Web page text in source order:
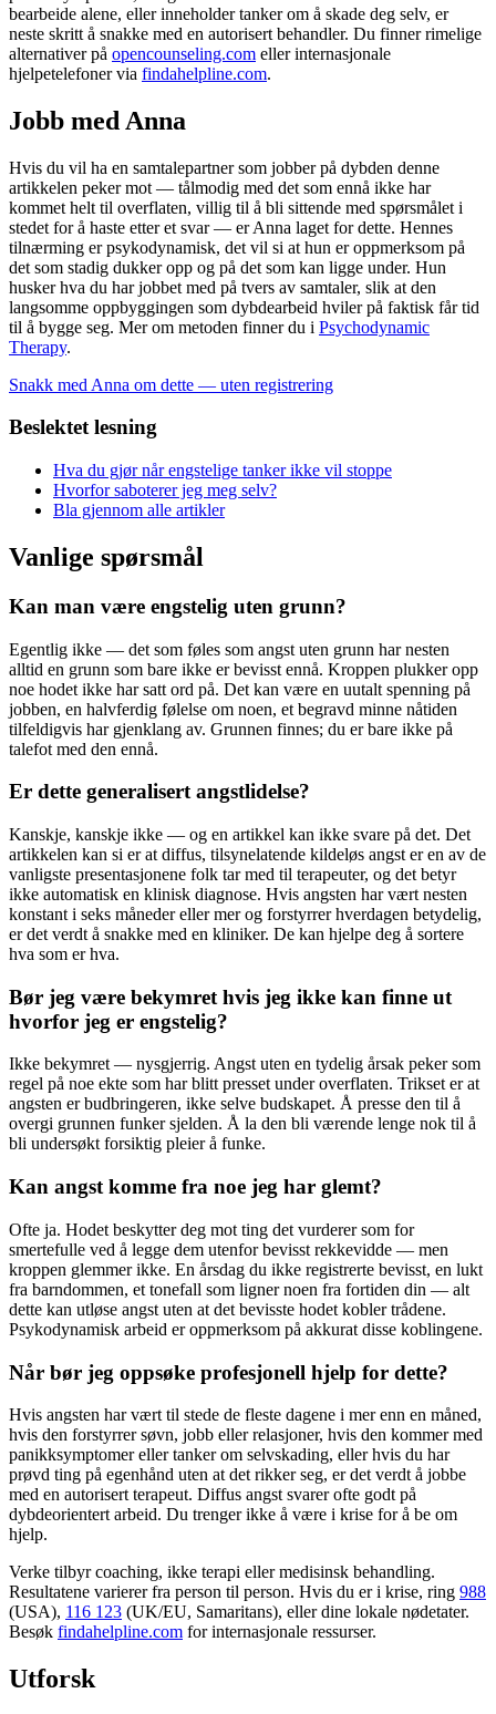
bearbeide alene, eller inneholder tanker om å skade deg selv, er
neste skritt å snakke med en autorisert behandler. Du finner rimelige
alternativer på opencounseling.com eller internasjonale
hjelpetelefoner via findahelpline.com.
Jobb med Anna
Hvis du vil ha en samtalepartner som jobber på dybden denne
artikkelen peker mot — tålmodig med det som ennå ikke har
kommet helt til overflaten, villig til å bli sittende med spørsmålet i
stedet for å haste etter et svar — er Anna laget for dette. Hennes
tilnærming er psykodynamisk, det vil si at hun er oppmerksom på
det som stadig dukker opp og på det som kan ligge under. Hun
husker hva du har jobbet med på tvers av samtaler, slik at den
langsomme oppbyggingen som dybdearbeid hviler på faktisk får tid
til å bygge seg. Mer om metoden finner du i Psychodynamic
Therapy.
Snakk med Anna om dette — uten registrering
Beslektet lesning
Hva du gjør når engstelige tanker ikke vil stoppe
Hvorfor saboterer jeg meg selv?
Bla gjennom alle artikler
Vanlige spørsmål
Kan man være engstelig uten grunn?
Egentlig ikke — det som føles som angst uten grunn har nesten
alltid en grunn som bare ikke er bevisst ennå. Kroppen plukker opp
noe hodet ikke har satt ord på. Det kan være en uutalt spenning på
jobben, en halvferdig følelse om noen, et begravd minne nåtiden
tilfeldigvis har gjenklang av. Grunnen finnes; du er bare ikke på
talefot med den ennå.
Er dette generalisert angstlidelse?
Kanskje, kanskje ikke — og en artikkel kan ikke svare på det. Det
artikkelen kan si er at diffus, tilsynelatende kildeløs angst er en av de
vanligste presentasjonene folk tar med til terapeuter, og det betyr
ikke automatisk en klinisk diagnose. Hvis angsten har vært nesten
konstant i seks måneder eller mer og forstyrrer hverdagen betydelig,
er det verdt å snakke med en kliniker. De kan hjelpe deg å sortere
hva som er hva.
Bør jeg være bekymret hvis jeg ikke kan finne ut
hvorfor jeg er engstelig?
Ikke bekymret — nysgjerrig. Angst uten en tydelig årsak peker som
regel på noe ekte som har blitt presset under overflaten. Trikset er at
angsten er budbringeren, ikke selve budskapet. Å presse den til å
overgi grunnen funker sjelden. Å la den bli værende lenge nok til å
bli undersøkt forsiktig pleier å funke.
Kan angst komme fra noe jeg har glemt?
Ofte ja. Hodet beskytter deg mot ting det vurderer som for
smertefulle ved å legge dem utenfor bevisst rekkevidde — men
kroppen glemmer ikke. En årsdag du ikke registrerte bevisst, en lukt
fra barndommen, et tonefall som ligner noen fra fortiden din — alt
dette kan utløse angst uten at det bevisste hodet kobler trådene.
Psykodynamisk arbeid er oppmerksom på akkurat disse koblingene.
Når bør jeg oppsøke profesjonell hjelp for dette?
Hvis angsten har vært til stede de fleste dagene i mer enn en måned,
hvis den forstyrrer søvn, jobb eller relasjoner, hvis den kommer med
panikksymptomer eller tanker om selvskading, eller hvis du har
prøvd ting på egenhånd uten at det rikker seg, er det verdt å jobbe
med en autorisert terapeut. Diffus angst svarer ofte godt på
dybdeorientert arbeid. Du trenger ikke å være i krise for å be om
hjelp.
Verke tilbyr coaching, ikke terapi eller medisinsk behandling.
Resultatene varierer fra person til person. Hvis du er i krise, ring 988
(USA), 116 123 (UK/EU, Samaritans), eller dine lokale nødetater.
Besøk findahelpline.com for internasjonale ressurser.
Utforsk